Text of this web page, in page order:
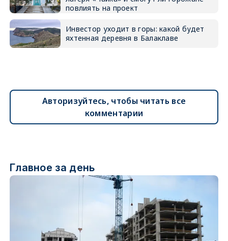
повлиять на проект
Инвестор уходит в горы: какой будет
яхтенная деревня в Балаклаве
Авторизуйтесь, чтобы читать все
комментарии
Главное за день